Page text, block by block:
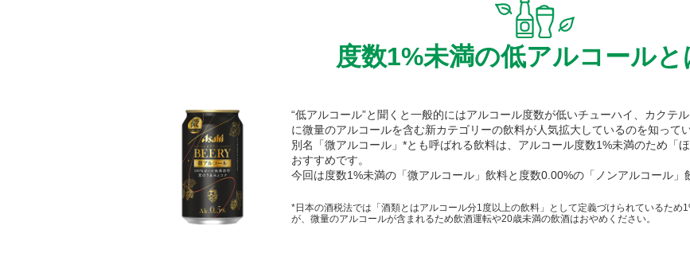
度数1%未満の低アルコールと
“低アルコール”と聞くと一般的にはアルコール度数が低いチューハイ、カクテ
に微量のアルコールを含む新カテゴリーの飲料が人気拡大しているのを知って
別名「微アルコール」*とも呼ばれる飲料は、アルコール度数1%未満のため「
おすすめです。
今回は度数1%未満の「微アルコール」飲料と度数0.00%の「ノンアルコール」
*日本の酒税法では「酒類とはアルコール分1度以上の飲料」として定義づけられているた
が、微量のアルコールが含まれるため飲酒運転や20歳未満の飲酒はおやめください。